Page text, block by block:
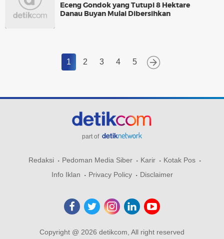
Eceng Gondok yang Tutupi 8 Hektare
Danau Buyan Mulai Dibersihkan
1 2 3 4 5
part of
Redaksi Pedoman Media Siber Karir
Kotak Pos
Info Iklan
Privacy Policy Disclaimer
Copyright @ 2026 detikcom, All right reserved